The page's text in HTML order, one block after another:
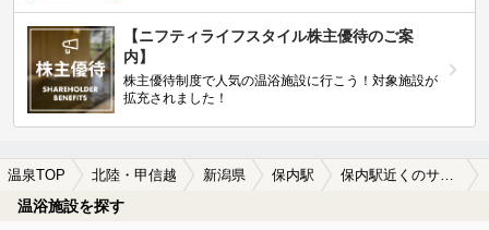
【ニフティライフスタイル株主優待のご案
内】
株主優待制度で人気の温浴施設に行こう！対象施設が
拡充されました！
温泉TOP 北陸・甲信越 新潟県 保内駅
温浴施設を探す